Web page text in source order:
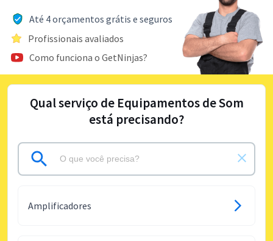
Até 4 orçamentos grátis e seguros
Profissionais avaliados
Como funciona o GetNinjas?
Qual serviço de Equipamentos de Som
está precisando?
Amplificadores